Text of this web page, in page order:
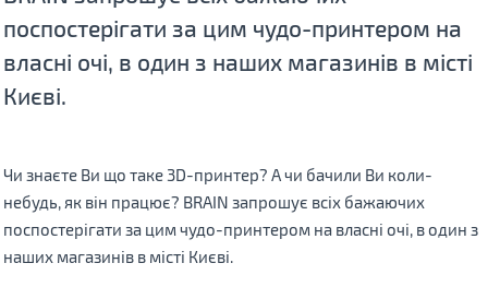
поспостерігати за цим чудо-принтером на
власні очі, в один з наших магазинів в місті
Києві.
Чи знаєте Ви що таке 3D-принтер? А чи бачили Ви коли-
небудь, як він працює? BRAIN запрошує всіх бажаючих
поспостерігати за цим чудо-принтером на власні очі, в один з
наших магазинів в місті Києві.